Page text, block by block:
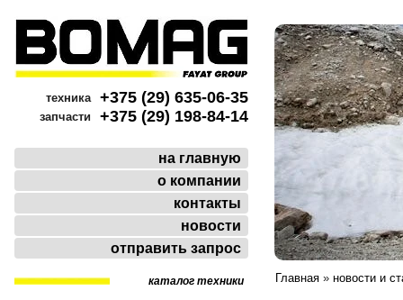
техника +375 (29) 635-06-35
запчасти +375 (29) 198-84-14
на главную
о компании
контакты
новости
отправить запрос
каталог техники Главная » новости и